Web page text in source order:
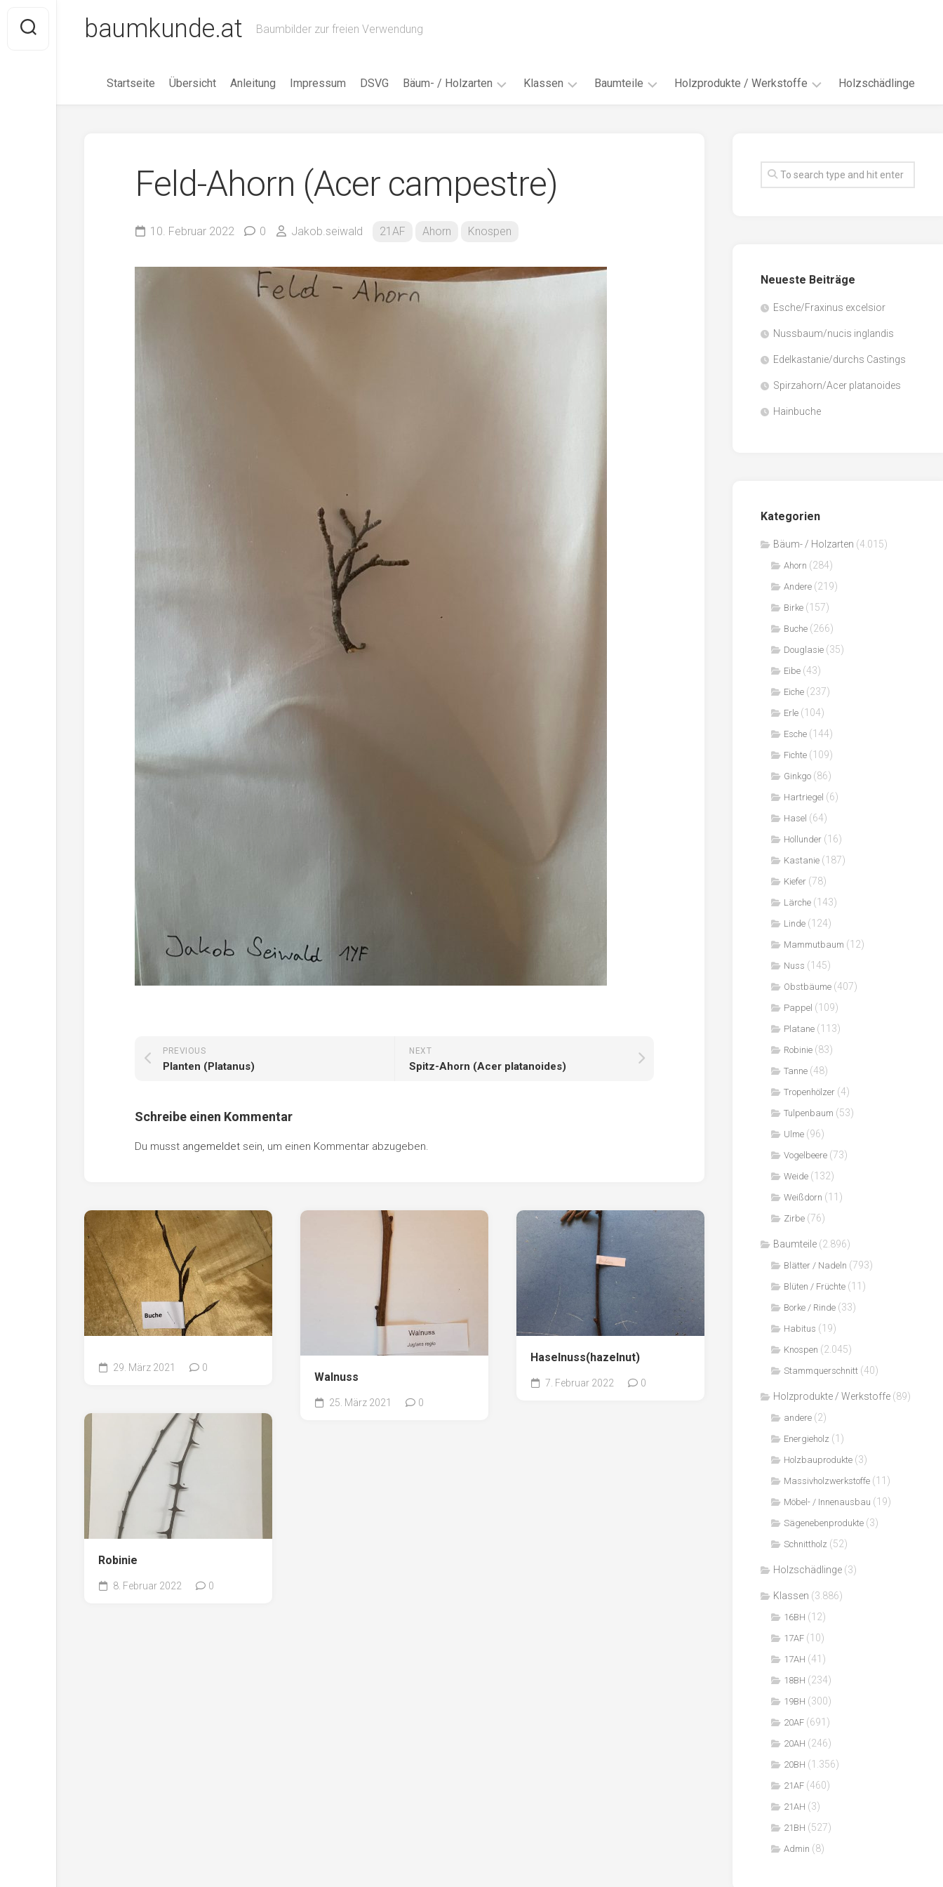
content
baumkunde.at Baumbilder zur freien Verwendung
Startseite Übersicht Anleitung Impressum DSVG Bäum- / Holzarten
Ahorn
Birke
Eibe
Eiche
Klassen
17AF
17AH
18AH
Baumteile Holzprodukte / Werkstoffe
Faserwerkstoffe
Sägenebenprodukte
Holzschädlinge
Feld-Ahorn (Acer campestre)
10. Februar 2022 0 Jakob.seiwald 21AF Ahorn Knospen
NEXT
Spitz-Ahorn (Acer platanoides)
PREVIOUS
Planten (Platanus)
Schreibe einen Kommentar
Du musst angemeldet sein, um einen Kommentar abzugeben.
29. März 2021 0
Walnuss
25. März 2021 0
Haselnuss(hazelnut)
7. Februar 2022 0
Robinie
8. Februar 2022 0
Neueste Beiträge
Esche/Fraxinus excelsior
Nussbaum/nucis inglandis
Edelkastanie/durchs Castings
Spirzahorn/Acer platanoides
Hainbuche
Kategorien
Bäum- / Holzarten (4.015)
Ahorn (284)
Andere (219)
Birke (157)
Buche (266)
Douglasie (35)
Eibe (43)
Eiche (237)
Erle (104)
Esche (144)
Fichte (109)
Ginkgo (86)
Hartriegel (6)
Hasel (64)
Hollunder (16)
Kastanie (187)
Kiefer (78)
Lärche (143)
Linde (124)
Mammutbaum (12)
Nuss (145)
Obstbäume (407)
Pappel (109)
Platane (113)
Robinie (83)
Tanne (48)
Tropenhölzer (4)
Tulpenbaum (53)
Ulme (96)
Vogelbeere (73)
Weide (132)
Weißdorn (11)
Zirbe (76)
Baumteile (2.896)
Blätter / Nadeln (793)
Blüten / Früchte (11)
Borke / Rinde (33)
Habitus (19)
Knospen (2.045)
Stammquerschnitt (40)
Holzprodukte / Werkstoffe (89)
andere (2)
Energieholz (1)
Holzbauprodukte (3)
Massivholzwerkstoffe (11)
Möbel- / Innenausbau (19)
Sägenebenprodukte (3)
Schnittholz (52)
Holzschädlinge (3)
Klassen (3.886)
16BH (12)
17AF (10)
17AH (41)
18BH (234)
19BH (300)
20AF (691)
20AH (246)
20BH (1.356)
21AF (460)
21AH (3)
21BH (527)
Admin (8)